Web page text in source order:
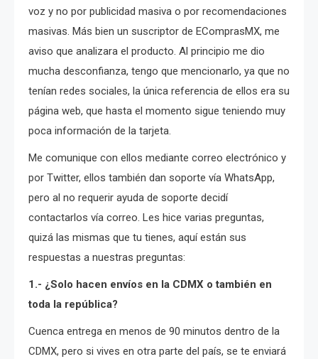
voz y no por publicidad masiva o por recomendaciones
masivas. Más bien un suscriptor de EComprasMX, me
aviso que analizara el producto. Al principio me dio
mucha desconfianza, tengo que mencionarlo, ya que no
tenían redes sociales, la única referencia de ellos era su
página web, que hasta el momento sigue teniendo muy
poca información de la tarjeta.
Me comunique con ellos mediante correo electrónico y
por Twitter, ellos también dan soporte vía WhatsApp,
pero al no requerir ayuda de soporte decidí
contactarlos vía correo. Les hice varias preguntas,
quizá las mismas que tu tienes, aquí están sus
respuestas a nuestras preguntas:
1.- ¿Solo hacen envíos en la CDMX o también en
toda la república?
Cuenca entrega en menos de 90 minutos dentro de la
CDMX, pero si vives en otra parte del país, se te enviará